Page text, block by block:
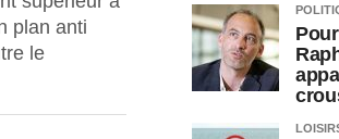
plan anti
le